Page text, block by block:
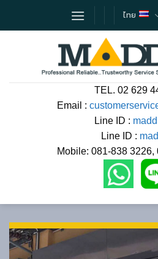
ไทย
TEL. 02 629
Email :
Line ID :
Line ID :
Mobile: 081-838 3226,